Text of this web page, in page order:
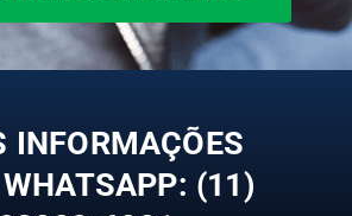
INFORMAÇÕES
(11)